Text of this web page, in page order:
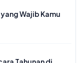
Wajib Kamu